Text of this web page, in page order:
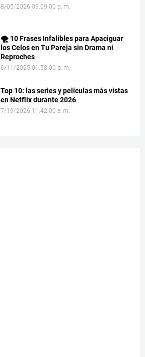
8/05/2026 09:09:00 p. m.
🌪️ 10 Frases Infalibles para Apaciguar
los Celos en Tu Pareja sin Drama ni
Reproches
6/11/2025 01:58:00 p. m.
Top 10: las series y películas más vistas
en Netflix durante 2026
7/19/2026 11:42:00 a. m.